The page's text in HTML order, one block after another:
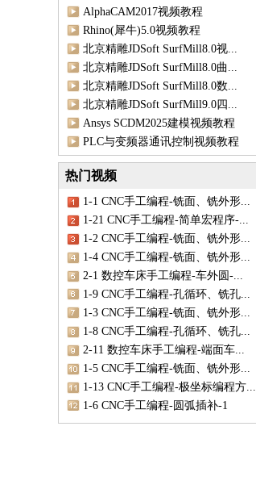
AlphaCAM2017视频教程
Rhino(犀牛)5.0视频教程
北京精雕JDSoft SurfMill8.0视...
北京精雕JDSoft SurfMill8.0曲...
北京精雕JDSoft SurfMill8.0数...
北京精雕JDSoft SurfMill9.0四...
Ansys SCDM2025建模视频教程
PLC与变频器通讯控制视频教程
热门视频
1-1 CNC手工编程-铣面、铣外形...
1-21 CNC手工编程-简单宏程序-...
1-2 CNC手工编程-铣面、铣外形...
1-4 CNC手工编程-铣面、铣外形...
2-1 数控车床手工编程-车外圆-...
1-9 CNC手工编程-孔循环、铣孔...
1-3 CNC手工编程-铣面、铣外形...
1-8 CNC手工编程-孔循环、铣孔...
2-11 数控车床手工编程-端面车...
1-5 CNC手工编程-铣面、铣外形...
1-13 CNC手工编程-极坐标编程方...
1-6 CNC手工编程-圆弧插补-1